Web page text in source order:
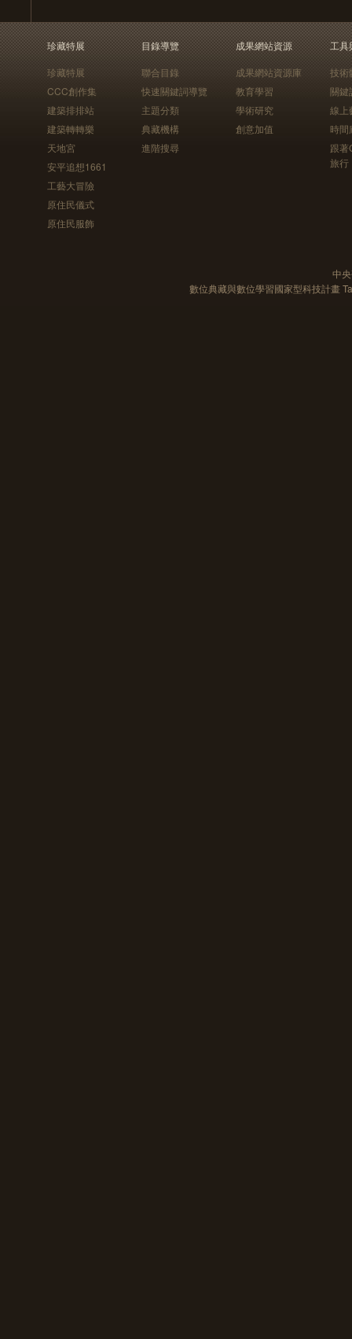
珍藏特展
珍藏特展
CCC創作集
建築排排站
建築轉轉樂
天地宮
安平追想1661
工藝大冒險
原住民儀式
原住民服飾
目錄導覽
聯合目錄
快速關鍵詞導覽
主題分類
典藏機構
進階搜尋
成果網站資源
成果網站資源庫
教育學習
學術研究
創意加值
工具
技術
關鍵
線上
時間
跟
旅行
中
數位典藏與數位學習國家型科技計畫